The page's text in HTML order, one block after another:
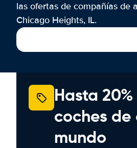
las ofertas de compañías de
Chicago Heights, IL.
Hasta
coches
mundo